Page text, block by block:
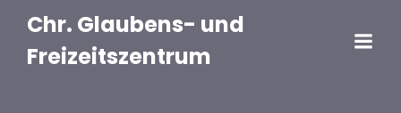
Chr. Glaubens- und
Freizeitszentrum